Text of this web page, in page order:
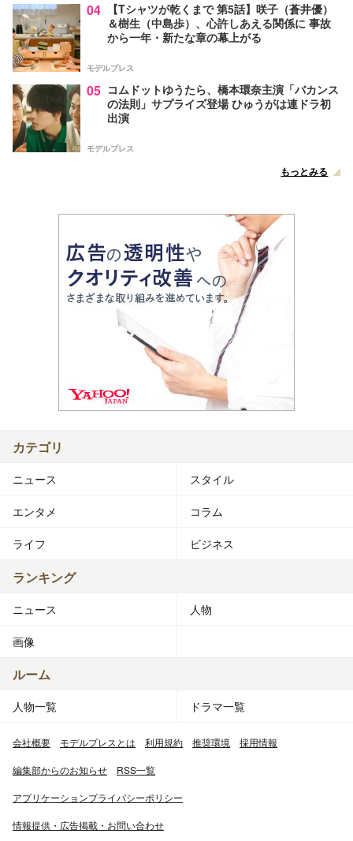
04
【Tシャツが乾くまで 第5話】咲子（蒼井優）
＆樹生（中島歩）、心許しあえる関係に 事故
から一年・新たな章の幕上がる
モデルプレス
05 コムドットゆうたら、橋本環奈主演「バカンス
の法則」サプライズ登場 ひゅうがは連ドラ初
出演
モデルプレス
もっとみる
カテゴリ
ニュース スタイル
エンタメ コラム
ライフ ビジネス
ランキング
ニュース 人物
画像
ルーム
人物一覧 ドラマ一覧
会社概要 モデルプレスとは 利用規約 推奨環境 採用情報
編集部からのお知らせ RSS一覧
アプリケーションプライバシーポリシー
情報提供・広告掲載・お問い合わせ